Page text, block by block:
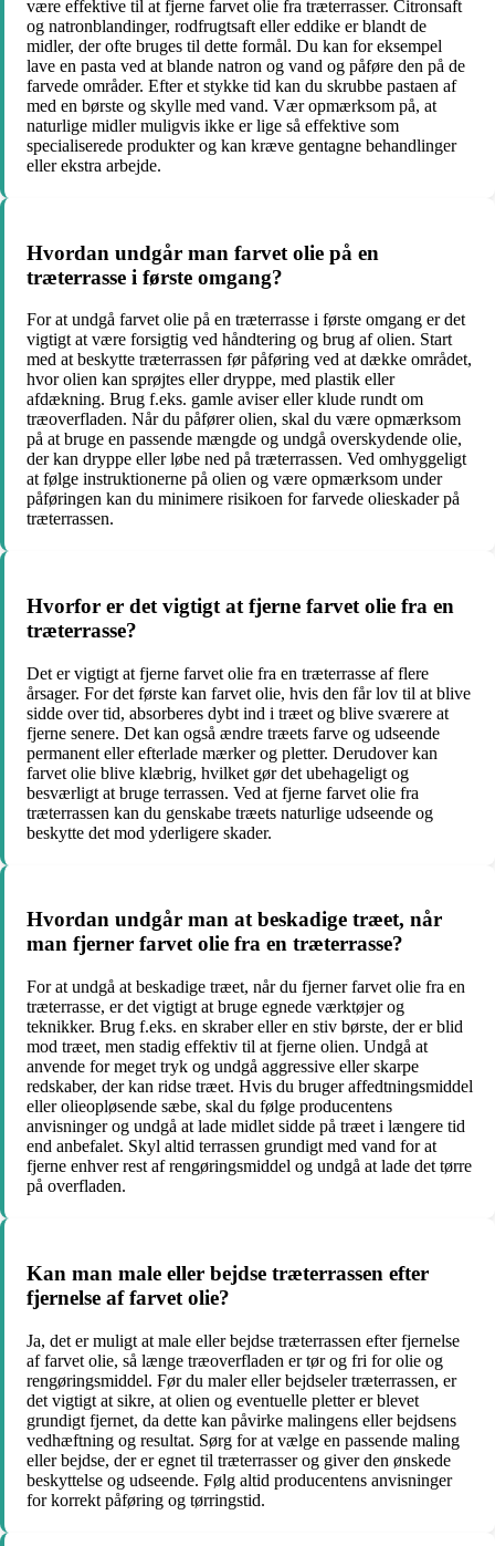
være effektive til at fjerne farvet olie fra træterrasser. Citronsaft
og natronblandinger, rodfrugtsaft eller eddike er blandt de
midler, der ofte bruges til dette formål. Du kan for eksempel
lave en pasta ved at blande natron og vand og påføre den på de
farvede områder. Efter et stykke tid kan du skrubbe pastaen af
med en børste og skylle med vand. Vær opmærksom på, at
naturlige midler muligvis ikke er lige så effektive som
specialiserede produkter og kan kræve gentagne behandlinger
eller ekstra arbejde.
Hvordan undgår man farvet olie på en
træterrasse i første omgang?
For at undgå farvet olie på en træterrasse i første omgang er det
vigtigt at være forsigtig ved håndtering og brug af olien. Start
med at beskytte træterrassen før påføring ved at dække området,
hvor olien kan sprøjtes eller dryppe, med plastik eller
afdækning. Brug f.eks. gamle aviser eller klude rundt om
træoverfladen. Når du påfører olien, skal du være opmærksom
på at bruge en passende mængde og undgå overskydende olie,
der kan dryppe eller løbe ned på træterrassen. Ved omhyggeligt
at følge instruktionerne på olien og være opmærksom under
påføringen kan du minimere risikoen for farvede olieskader på
træterrassen.
Hvorfor er det vigtigt at fjerne farvet olie fra en
træterrasse?
Det er vigtigt at fjerne farvet olie fra en træterrasse af flere
årsager. For det første kan farvet olie, hvis den får lov til at blive
sidde over tid, absorberes dybt ind i træet og blive sværere at
fjerne senere. Det kan også ændre træets farve og udseende
permanent eller efterlade mærker og pletter. Derudover kan
farvet olie blive klæbrig, hvilket gør det ubehageligt og
besværligt at bruge terrassen. Ved at fjerne farvet olie fra
træterrassen kan du genskabe træets naturlige udseende og
beskytte det mod yderligere skader.
Hvordan undgår man at beskadige træet, når
man fjerner farvet olie fra en træterrasse?
For at undgå at beskadige træet, når du fjerner farvet olie fra en
træterrasse, er det vigtigt at bruge egnede værktøjer og
teknikker. Brug f.eks. en skraber eller en stiv børste, der er blid
mod træet, men stadig effektiv til at fjerne olien. Undgå at
anvende for meget tryk og undgå aggressive eller skarpe
redskaber, der kan ridse træet. Hvis du bruger affedtningsmiddel
eller olieopløsende sæbe, skal du følge producentens
anvisninger og undgå at lade midlet sidde på træet i længere tid
end anbefalet. Skyl altid terrassen grundigt med vand for at
fjerne enhver rest af rengøringsmiddel og undgå at lade det tørre
på overfladen.
Kan man male eller bejdse træterrassen efter
fjernelse af farvet olie?
Ja, det er muligt at male eller bejdse træterrassen efter fjernelse
af farvet olie, så længe træoverfladen er tør og fri for olie og
rengøringsmiddel. Før du maler eller bejdseler træterrassen, er
det vigtigt at sikre, at olien og eventuelle pletter er blevet
grundigt fjernet, da dette kan påvirke malingens eller bejdsens
vedhæftning og resultat. Sørg for at vælge en passende maling
eller bejdse, der er egnet til træterrasser og giver den ønskede
beskyttelse og udseende. Følg altid producentens anvisninger
for korrekt påføring og tørringstid.